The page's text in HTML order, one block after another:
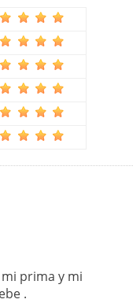
prima y mi
.